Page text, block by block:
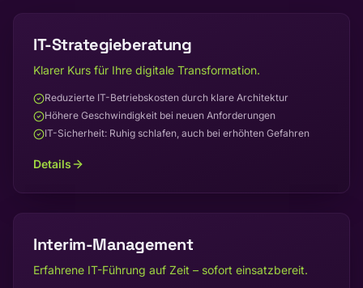
IT-Strategieberatung
Klarer Kurs für Ihre digitale Transformation.
Reduzierte IT-Betriebskosten durch klare Architektur
Höhere Geschwindigkeit bei neuen Anforderungen
IT-Sicherheit: Ruhig schlafen, auch bei erhöhten Gefahren
Details
Interim-Management
Erfahrene IT-Führung auf Zeit – sofort einsatzbereit.